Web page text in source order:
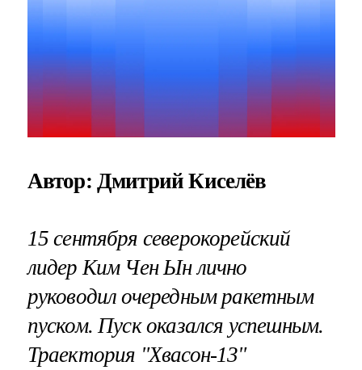
Автор: Дмитрий Киселёв
15 сентября северокорейский
лидер Ким Чен Ын лично
руководил очередным ракетным
пуском. Пуск оказался успешным.
Траектория "Хвасон-13"